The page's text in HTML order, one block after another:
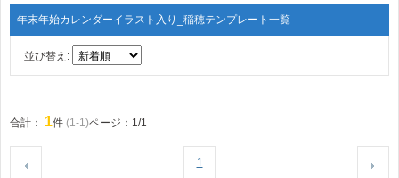
年末年始カレンダーイラスト入り_稲穂テンプレート一覧
並び替え:
合計： 1件 (1-1)ページ：1/1
1